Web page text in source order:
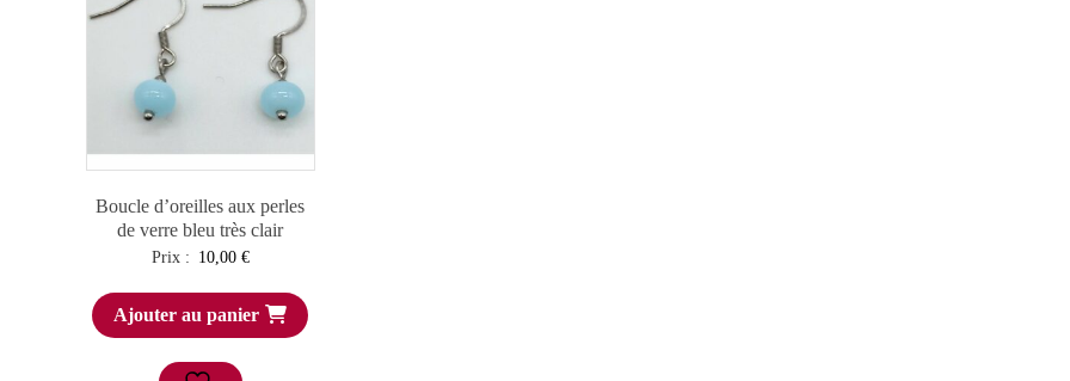
Boucle d’oreilles aux perles
de verre bleu très clair
Prix : 10,00 €
Ajouter au panier